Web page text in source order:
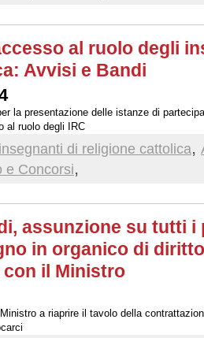
al ruolo degli
Avvisi e Bandi
la presentazione delle istanze di
al ruolo degli IRC
di religione cattolica,
e Concorsi,
assunzione su tutti
in organico di
con il Ministro
a riaprire il tavolo della